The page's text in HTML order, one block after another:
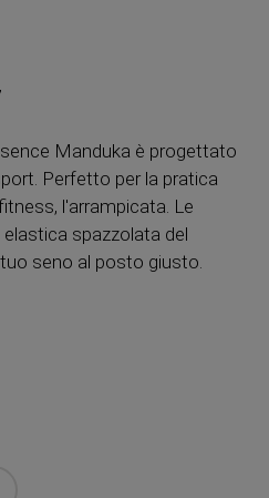
Manduka è progettato
Perfetto per la pratica
l'arrampicata. Le
spazzolata del
seno al posto giusto.